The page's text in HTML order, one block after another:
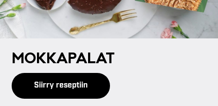
MOK­KA­PA­LAT
Siirry reseptiin